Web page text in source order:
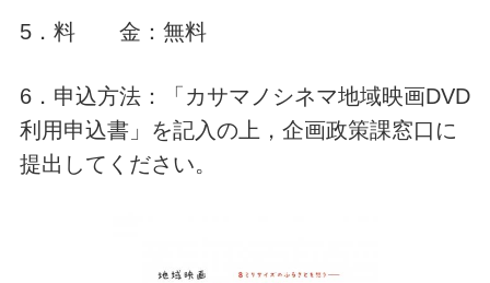
5．料 金：無料
6．申込方法：「カサマノシネマ地域映画DVD
利用申込書」を記入の上，企画政策課窓口に
提出してください。